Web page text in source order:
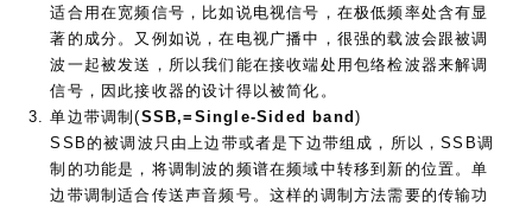
适合用在宽频信号，比如说电视信号，在极低频率处含有显
著的成分。又例如说，在电视广播中，很强的载波会跟被调
波一起被发送，所以我们能在接收端处用包络检波器来解调
信号，因此接收器的设计得以被简化。
单边带调制(SSB,=Single-Sided band)
SSB的被调波只由上边带或者是下边带组成，所以，SSB调
制的功能是，将调制波的频谱在频域中转移到新的位置。单
边带调制适合传送声音频号。这样的调制方法需要的传输功